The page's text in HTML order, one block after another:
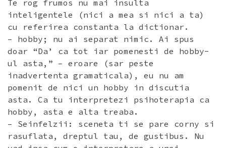
Te rog frumos nu mai insulta
inteligentele (nici a mea si nici a ta)
cu referirea constanta la dictionar.
– hobby; nu ai separat nimic. Ai spus
doar “Da’ ca tot iar pomenesti de hobby-
ul asta,” – eroare (sar peste
inadvertenta gramaticala), eu nu am
pomenit de nici un hobby in discutia
asta. Ca tu interpretezi psihoterapia ca
hobby, asta e alta treaba.
– Seinfelzii: sceneta ti se pare corny si
rasuflata, dreptul tau, de gustibus. Nu